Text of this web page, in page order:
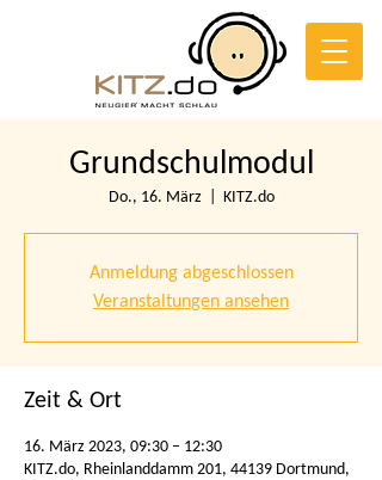
Grundschulmodul
Do., 16. März
  |
KITZ.do
Anmeldung abgeschlossen
Veranstaltungen ansehen
Zeit & Ort
16. März 2023, 09:30 – 12:30
KITZ.do, Rheinlanddamm 201, 44139 Dortmund,